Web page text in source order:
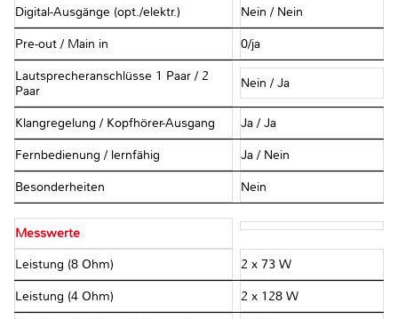
Digital-Ausgänge (opt./elektr.) Nein / Nein
Pre-out / Main in 0/ja
Lautsprecheranschlüsse 1 Paar / 2
Paar
Nein / Ja
Klangregelung / Kopfhörer-Ausgang Ja / Ja
Fernbedienung / lernfähig Ja / Nein
Besonderheiten Nein
Messwerte
Leistung (8 Ohm) 2 x 73 W
Leistung (4 Ohm) 2 x 128 W